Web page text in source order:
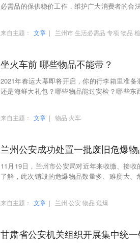
必需品的保供稳价工作，维护广大消费者的合
来自主题： 文章 | 兰州市生活必需品 专项 物品
坐火车前 哪些物品不能带？
2021年春运大幕即将开启，你的行李箱里准
还是海鲜大礼包？哪些物品能过安检？哪些东
来自主题： 文章 | 物品 火车
兰州公安成功处置一批废旧危爆物
11月19日，兰州市公安局对近年来收缴、接
了解，此次销毁的危爆物品数量多、难度大、
来自主题： 文章 | 兰州 公安 物品 危爆
甘肃省公安机关组织开展集中统